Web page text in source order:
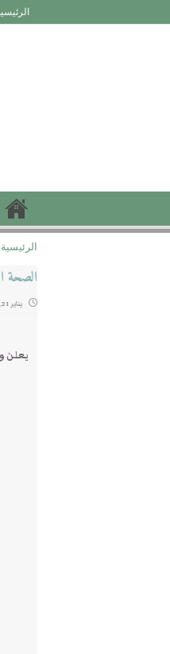
الرئيسية
الصحة
يناير 21, 2020
يعلن